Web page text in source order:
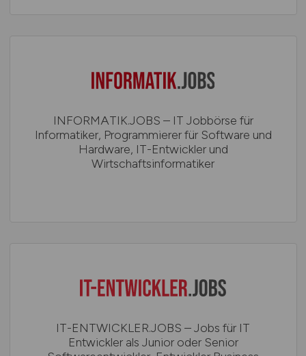
INFORMATIK.JOBS – IT Jobbörse für
Informatiker, Programmierer für Software und
Hardware, IT-Entwickler und
Wirtschaftsinformatiker
IT-ENTWICKLER.JOBS – Jobs für IT
Entwickler als Junior oder Senior